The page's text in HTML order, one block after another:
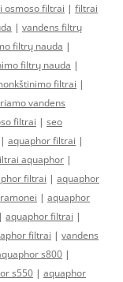
osmoso filtrai | filtrai
| vandens filtrų
filtrų nauda |
filtrų nauda |
filtrai |
vandens
filtrai | seo
| aquaphor filtrai |
aquaphor |
filtrai | aquaphor
| aquaphor
| aquaphor filtrai |
filtrai | vandens
s800 |
s550 | aquaphor